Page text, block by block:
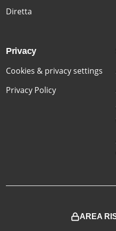
Diretta
Privacy
Cookies & privacy settings
Privacy Policy
AREA